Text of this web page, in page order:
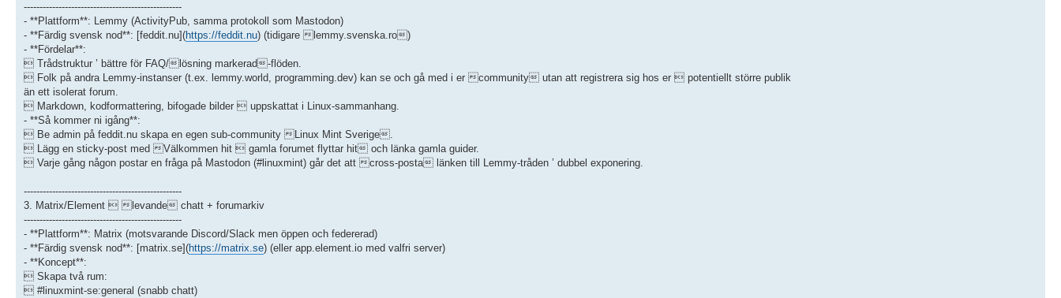
--------------------------------------------------
- **Plattform**: Lemmy (ActivityPub, samma protokoll som Mastodon)
- **Färdig svensk nod**: [feddit.nu](https://feddit.nu) (tidigare lemmy.svenska.ro)
- **Fördelar**:
 Trådstruktur ’ bättre för FAQ/lösning markerad-flöden.
 Folk på andra Lemmy-instanser (t.ex. lemmy.world, programming.dev) kan se och gå med i er community utan att registrera sig hos er  potentiellt större publik
än ett isolerat forum.
 Markdown, kodformattering, bifogade bilder  uppskattat i Linux-sammanhang.
- **Så kommer ni igång**:
 Be admin på feddit.nu skapa en egen sub-community Linux Mint Sverige.
 Lägg en sticky-post med Välkommen hit  gamla forumet flyttar hit och länka gamla guider.
 Varje gång någon postar en fråga på Mastodon (#linuxmint) går det att cross-posta länken till Lemmy-tråden ’ dubbel exponering.
--------------------------------------------------
3. Matrix/Element  levande chatt + forumarkiv
--------------------------------------------------
- **Plattform**: Matrix (motsvarande Discord/Slack men öppen och federerad)
- **Färdig svensk nod**: [matrix.se](https://matrix.se) (eller app.element.io med valfri server)
- **Koncept**:
 Skapa två rum:
 #linuxmint-se:general (snabb chatt)